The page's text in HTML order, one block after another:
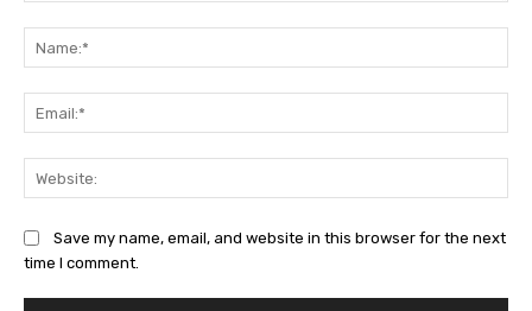
Save my name, email, and website in this browser for the next
time I comment.